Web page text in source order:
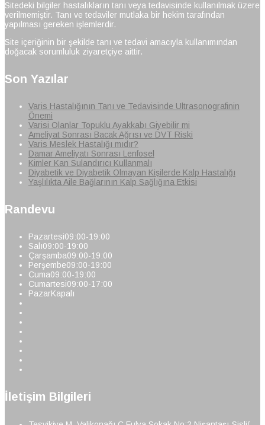
Sitedeki bilgiler hastalıkların tanı veya tedavisinde kullanılmak üzere
verilmemiştir. Tanı ve tedaviler mutlaka bir hekim tarafından
yapılması gereken işlemlerdir.
Site içeriğinin bir şekilde tanı ve tedavi amacıyla kullanımından
doğacak sorumluluk ziyaretçiye aittir.
Son Yazılar
Varis Hastalığının Tanı ve Tedavisinde Ultrasonografinin
Önemi
Varisi Olanlar Topuklu Ayakkabı Giyebilir mi
Ameliyat Sonrası Bacak Ağrısı ve DVT Riski
Varis Meslek Hastalığı mıdır?
Damar Ameliyatı Sonrası Lenfosel
Kimler Kan Sulandırıcı Kullanmalı
Diyabetik ve Diyabetik Olmayan Kişilerde Kalp Hastalığı
Yaşlılıkta Aile Bağlarının Kalp Sağlığına Etkisi
Randevu
Pazartesi09:00-19:00
Salı09:00-19:00
Çarşamba09:00-19:00
Perşembe09:00-19:00
Cuma09:00-19:00
Cumartesi09:00-17:00
PazarKapalı
İletişim Bilgileri